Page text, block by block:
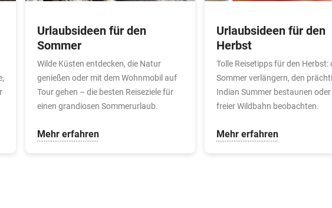
Urlaubsideen für den
Sommer
Wilde Küsten entdecken, die Natur
genießen oder mit dem Wohnmobil auf
Tour gehen – die besten Reiseziele für
einen grandiosen Sommerurlaub.
Mehr erfahren
Urlaubsideen für den
Herbst
Tolle Reisetipps für den Herbst:
Sommer verlängern, den
Indian Summer bestaunen oder
freier Wildbahn beobachten.
Mehr erfahren